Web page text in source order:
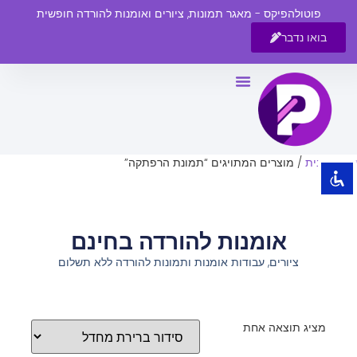
visibility_off השבת את ההבזקים
title סמן כותרות
צבע רקע
zoom_out
הקטנת גופן
הגדלת גופן
ניגודיות בהירה
פוטולהפיקס - מאגר תמונות, ציורים ואומנות להורדה חופשית
בואו נדבר
עמוד הבית / מוצרים המתויגים “תמונת הרפתקה”
אומנות להורדה בחינם
ציורים, עבודות אומנות ותמונות להורדה ללא תשלום
מציג תוצאה אחת